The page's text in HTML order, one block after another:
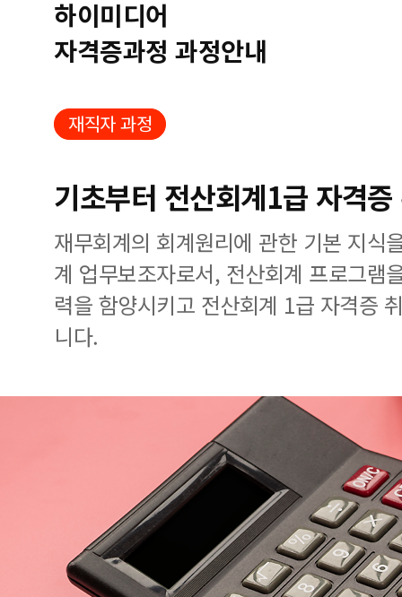
하이미디어
자격증과정 과정안내
재직자 과정
기초부터 전산회계1급 자격
재무회계의 회계원리에 관한 기본 지식
계 업무보조자로서, 전산회계 프로그램
력을 함양시키고 전산회계 1급 자격증
니다.